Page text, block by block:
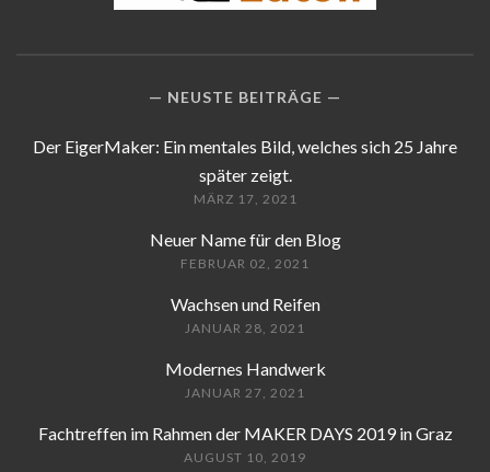
NEUSTE BEITRÄGE
Der EigerMaker: Ein mentales Bild, welches sich 25 Jahre
später zeigt.
MÄRZ 17, 2021
Neuer Name für den Blog
FEBRUAR 02, 2021
Wachsen und Reifen
JANUAR 28, 2021
Modernes Handwerk
JANUAR 27, 2021
Fachtreffen im Rahmen der MAKER DAYS 2019 in Graz
AUGUST 10, 2019